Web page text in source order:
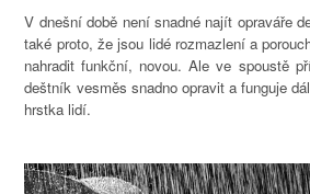
V dnešní době není snadné najít opraváře
také proto, že jsou lidé rozmazlení a
nahradit funkční, novou. Ale ve spoustě
deštník vesměs snadno opravit a funguje
hrstka lidí.